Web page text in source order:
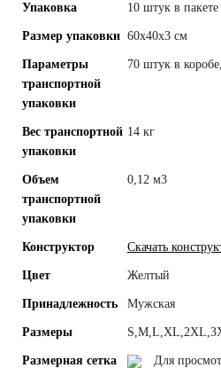
Упаковка 10 штук в пакете
Размер упаковки 60x40x3 см
Параметры
транспортной
упаковки
70 штук в
Вес транспортной
упаковки
14 кг
Объем
транспортной
упаковки
0,12 м3
Конструктор Скачать
Цвет Желтый
Принадлежность Мужская
Размеры
Размерная сетка Для